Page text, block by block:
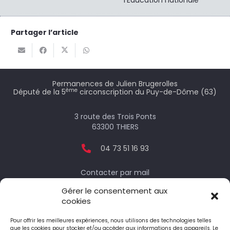
Gérer le consentement aux
cookies
Pour offrir les meilleures expériences, nous utilisons des technologies telles
que les cookies pour stocker et/ou accéder aux informations des appareils. Le
Partager l’article
Permanences de Julien Brugerolles
Député de la 5ème circonscription du Puy-de-Dôme (63)
3 route des Trois Ponts
63300 THIERS
04 73 51 16 93
Contacter par mail
Votre député